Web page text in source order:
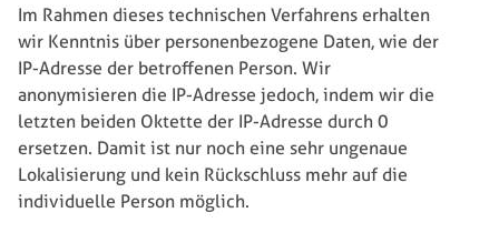
Im Rahmen dieses technischen Verfahrens erhalten
wir Kenntnis über personenbezogene Daten, wie der
IP-Adresse der betroffenen Person. Wir
anonymisieren die IP-Adresse jedoch, indem wir die
letzten beiden Oktette der IP-Adresse durch 0
ersetzen. Damit ist nur noch eine sehr ungenaue
Lokalisierung und kein Rückschluss mehr auf die
individuelle Person möglich.